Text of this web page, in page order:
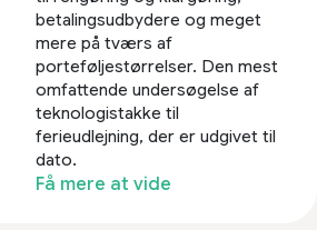
betalingsudbydere og meget
mere på tværs af
porteføljestørrelser. Den mest
omfattende undersøgelse af
teknologistakke til
ferieudlejning, der er udgivet til
dato.
Få mere at vide